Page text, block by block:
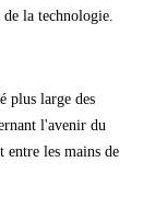
la technologie.
plus large des
l'avenir du
entre les mains de